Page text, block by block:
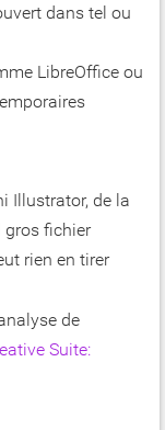
dans tel ou
LibreOffice ou
Illustrator, de la
gros fichier
rien en tirer
de
Suite: